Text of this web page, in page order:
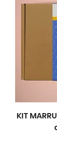
KIT